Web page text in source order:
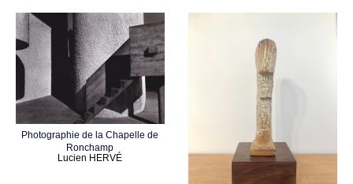
Photographie de la Chapelle de
Ronchamp
Lucien HERVÉ